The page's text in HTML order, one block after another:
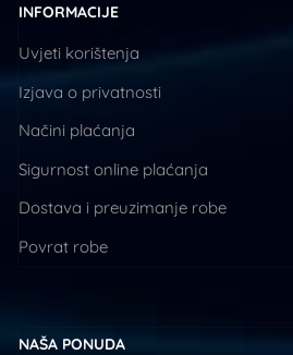
INFORMACIJE
Uvjeti korištenja
Izjava o privatnosti
Načini plaćanja
Sigurnost online plaćanja
Dostava i preuzimanje robe
Povrat robe
NAŠA PONUDA